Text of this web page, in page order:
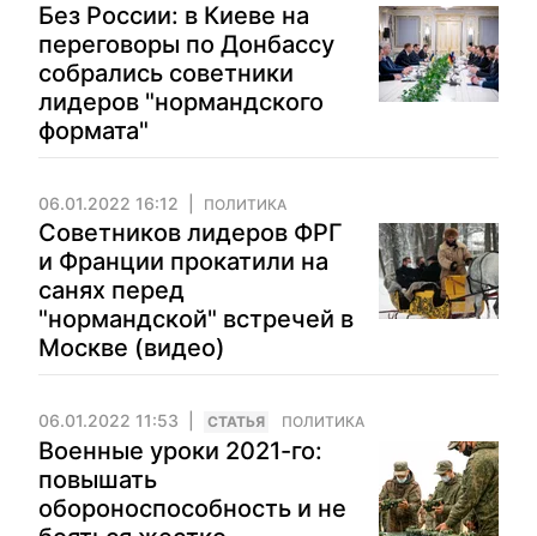
Без России: в Киеве на
переговоры по Донбассу
собрались советники
лидеров "нормандского
формата"
06.01.2022 16:12 ПОЛИТИКА
Советников лидеров ФРГ
и Франции прокатили на
санях перед
"нормандской" встречей в
Москве (видео)
06.01.2022 11:53 CТАТЬЯ ПОЛИТИКА
Военные уроки 2021-го:
повышать
обороноспособность и не